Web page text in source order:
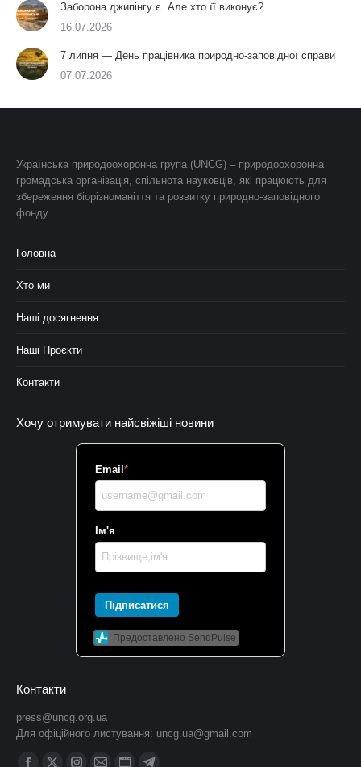
Заборона джипінгу є. Але хто її виконує?
16.07.2026
7 липня — День працівника природно-заповідної справи
07.07.2026
Українська природоохоронна група (UNCG) – природоохоронна
громадська організація, спільнота науковців, які працюють для
збереження біорізноманіття та розвитку природно-заповідного
фонду.
Головна
Хто ми
Наші досягнення
Наші Проєкти
Контакти
Хочу отримувати найсвіжіші новини
Email *
Ім'я
Підписатися
Предоставлено SendPulse
Контакти
press@uncg.org.ua
Для офіційного листування: uncg.ua@gmail.com
Find us on: